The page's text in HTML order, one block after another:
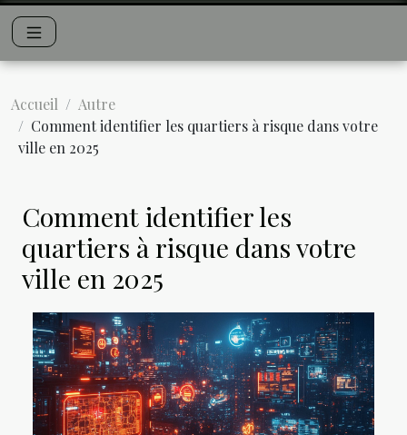
Accueil
Autre
Comment identifier les quartiers à risque dans votre
ville en 2025
Comment identifier les
quartiers à risque dans votre
ville en 2025